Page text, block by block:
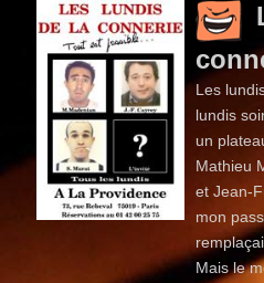
Les
lundis
un
Mathieu
et Jean-
mon
Mais le